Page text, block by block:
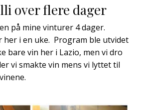
over flere dager
på mine vinturer 4 dager.
her i en uke. Program ble utvidet
bare vin her i Lazio, men vi dro
vi smakte vin mens vi lyttet til